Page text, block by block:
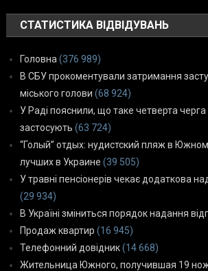
СТАТИСТИКА ВІДВІДУВАНЬ
Головна (376 989)
В СБУ прокоментували затримання
міського голови (68 924)
У Раді пояснили, що таке четверта черга
застосують (63 724)
“Голый” отдых: нудистский пляж в
лучших в Украине (39 505)
У травні пенсіонерів чекає додаткова
(29 934)
В Україні зміниться порядок надання
Продаж квартир (16 945)
Телефонний довідник(14 668)
Жительница Южного, получившая 19